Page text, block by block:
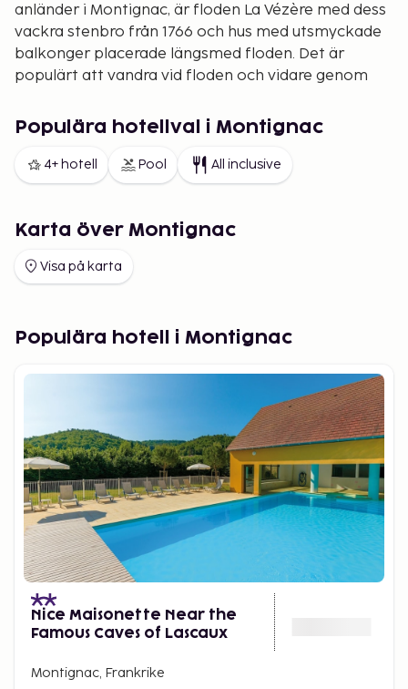
anländer i Montignac, är floden La Vézère med dess
vackra stenbro från 1766 och hus med utsmyckade
balkonger placerade längsmed floden. Det är
populärt att vandra vid floden och vidare genom
vackra byggnader att stanna och titta på. I centrum
(på Rue du Quatre Septembre) ligger Chapelle Saint-
Jean-l’Évangéliste - ett kapell från 1200-talet. Intill
ligger turistbyrån och i samma byggnad hittar du en
En annan intressant sevärdhet är Couvent des
Clarisses. Ett gammalt kloster från 1700-talet med
enastående utsikt över floden och hustopparna
flesta byggnader på Rue de la Pegerie är från 1300-
gata, i hus nr 1, sägs ha tillhört Jeanne d'Albret
(Johanna III), mor till frankrikes kung Henri IV.
På din promenad genom byn hittar du också flera
trevliga pubar, barer och restauranger - där du kan
stanna och ta en paus - dricka närproducerat vin
och äta lokala delikatesser.
Populära hotellval i Montignac
4+ hotell Pool All inclusive
Karta över Montignac
Visa på karta
Populära hotell i Montignac
Nice Maisonette Near the
Famous Caves of Lascaux
Montignac, Frankrike